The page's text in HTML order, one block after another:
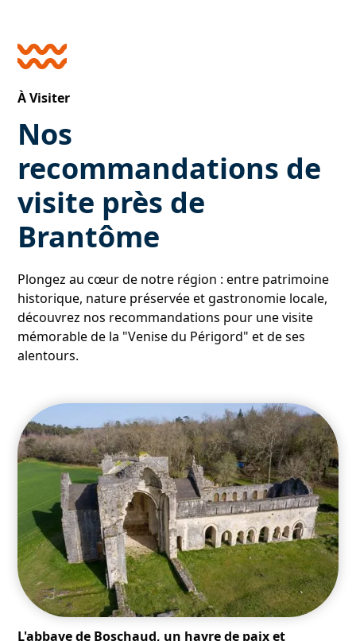
À Visiter
Nos
recommandations de
visite près de
Brantôme
Plongez au cœur de notre région : entre patrimoine
historique, nature préservée et gastronomie locale,
découvrez nos recommandations pour une visite
mémorable de la "Venise du Périgord" et de ses
alentours.
L'abbaye de Boschaud, un havre de paix et